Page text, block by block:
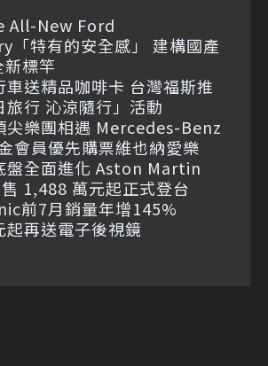
All-New Ford
特有的安全感」 建構國產
新標竿
車送精品咖啡卡 台灣福斯推
旅行 沁涼隨行」活動
尖樂團相遇 Mercedes-Benz
會員優先購票維也納愛樂
盤全面進化 Aston Martin
1,488 萬元起正式登台
前7月銷量年增145%
起再送電子後視鏡